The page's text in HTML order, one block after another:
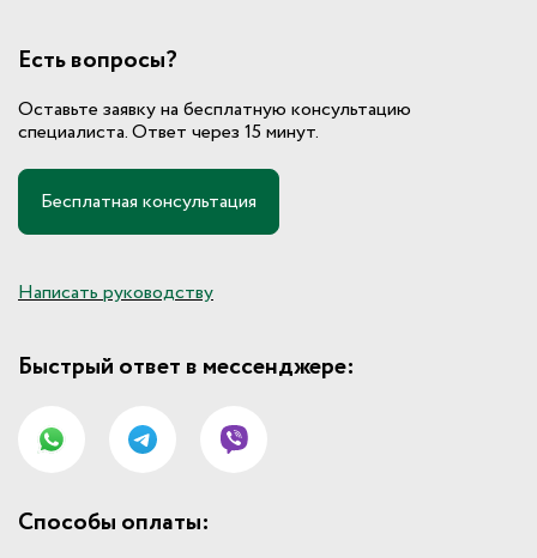
Есть вопросы?
Оставьте заявку на бесплатную консультацию
специалиста. Ответ через 15 минут.
Бесплатная консультация
Написать руководству
Быстрый ответ в мессенджере:
Способы оплаты: